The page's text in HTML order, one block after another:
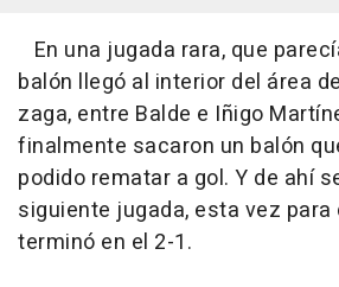
En una jugada rara, que
balón llegó al interior del área
zaga, entre Balde e Iñigo
finalmente sacaron un balón
podido rematar a gol. Y de ahí
siguiente jugada, esta vez para
terminó en el 2-1.